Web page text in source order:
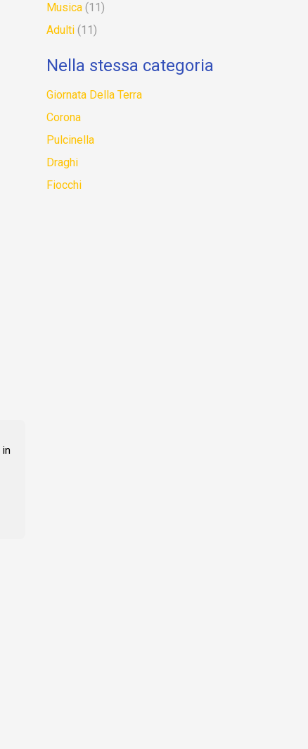
in
Musica (11)
Adulti (11)
Nella stessa categoria
Giornata Della Terra
Corona
Pulcinella
Draghi
Fiocchi